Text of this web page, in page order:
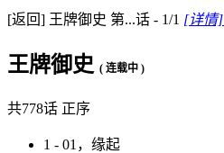
[返回] 王牌御史 第...话 - 1/1 [详情]
王牌御史 ( 连载中 )
共778话 正序
1 - 01，缘起